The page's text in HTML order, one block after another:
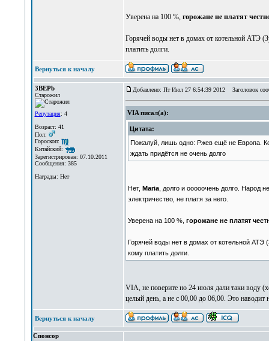
Уверена на 100 %, горожане не платят
Горячей воды нет в домах от котельной АТЭ
платить долги.
Вернуться к началу
3BEPb
Старожил
Репутация: 4
Возраст: 41
Пол:
Гороскоп:
Китайский:
Зарегистрирован: 07.10.2011
Сообщения: 385
Награды: Нет
Добавлено: Пт Июл 27 6:54:39 2012 Заголовок
VIA писал(а):
Цитата:
Пожалуй, лишь одно: Ржев ещё не Европа.
ждать придётся не очень долго
Нет, Maria, долго и ооооочень долго. Народ
электричество, не платя за него.
Уверена на 100 %, горожане не платят
Горячей воды нет в домах от котельной АТЭ
кому платить долги.
VIA, не поверите но 24 июля дали таки воду
целый день, а не с 00,00 до 06,00. Это наводит
Вернуться к началу
Спонсор